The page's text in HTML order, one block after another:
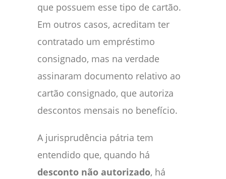
que possuem esse tipo de cartão.
Em outros casos, acreditam ter
contratado um empréstimo
consignado, mas na verdade
assinaram documento relativo ao
cartão consignado, que autoriza
descontos mensais no benefício.
A jurisprudência pátria tem
entendido que, quando há
desconto não autorizado, há